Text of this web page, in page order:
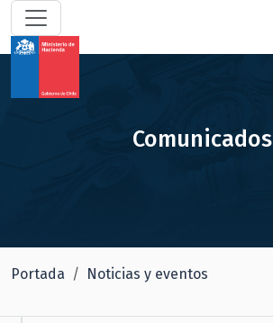
Comunicados
Portada Noticias y eventos